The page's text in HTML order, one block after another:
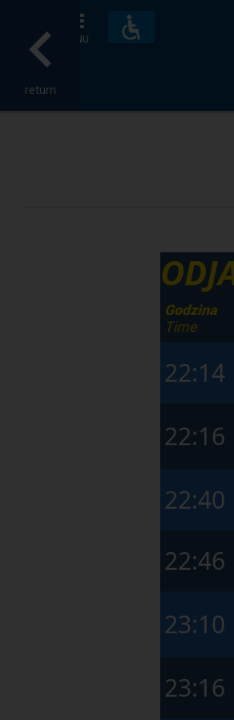
return
MENU
Accessibility
and
Godzina
Time
22:14
22:16
22:40
22:46
23:10
23:16